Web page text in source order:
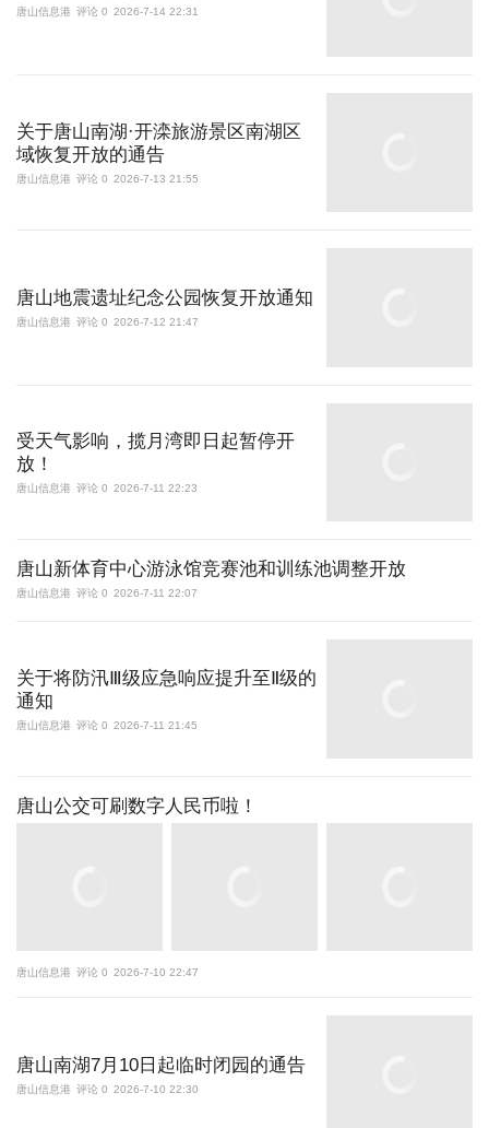
唐山信息港 评论 0 2026-7-14 22:31
关于唐山南湖·开滦旅游景区南湖区
域恢复开放的通告
唐山信息港 评论 0 2026-7-13 21:55
唐山地震遗址纪念公园恢复开放通知
唐山信息港 评论 0 2026-7-12 21:47
受天气影响，揽月湾即日起暂停开
放！
唐山信息港 评论 0 2026-7-11 22:23
唐山新体育中心游泳馆竞赛池和训练池调整开放
唐山信息港 评论 0 2026-7-11 22:07
关于将防汛Ⅲ级应急响应提升至Ⅱ级的
通知
唐山信息港 评论 0 2026-7-11 21:45
唐山公交可刷数字人民币啦！
唐山信息港 评论 0 2026-7-10 22:47
唐山南湖7月10日起临时闭园的通告
唐山信息港 评论 0 2026-7-10 22:30